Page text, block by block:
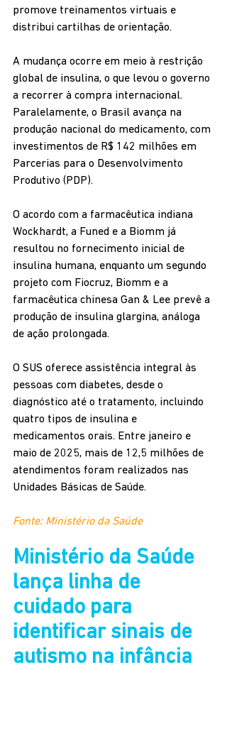
promove treinamentos virtuais e
distribui cartilhas de orientação.
A mudança ocorre em meio à restrição
global de insulina, o que levou o governo
a recorrer à compra internacional.
Paralelamente, o Brasil avança na
produção nacional do medicamento, com
investimentos de R$ 142 milhões em
Parcerias para o Desenvolvimento
Produtivo (PDP).
O acordo com a farmacêutica indiana
Wockhardt, a Funed e a Biomm já
resultou no fornecimento inicial de
insulina humana, enquanto um segundo
projeto com Fiocruz, Biomm e a
farmacêutica chinesa Gan & Lee prevê a
produção de insulina glargina, análoga
de ação prolongada.
O SUS oferece assistência integral às
pessoas com diabetes, desde o
diagnóstico até o tratamento, incluindo
quatro tipos de insulina e
medicamentos orais. Entre janeiro e
maio de 2025, mais de 12,5 milhões de
atendimentos foram realizados nas
Unidades Básicas de Saúde.
Fonte: Ministério da Saúde
Ministério da Saúde
lança linha de
cuidado para
identificar sinais de
autismo na infância